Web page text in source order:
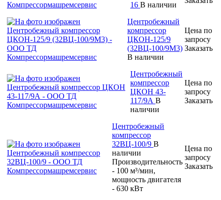
16 В наличии
Центробежный
компрессор
ЦКОН-125/9
(32ВЦ-100/9М3)
В наличии
Цена по
запросу
Заказать
Центробежный
компрессор
ЦКОН 43-
117/9А В
наличии
Цена по
запросу
Заказать
Центробежный
компрессор
32ВЦ-100/9 В
наличии
Производительность
- 100 м³/мин,
мощность двигателя
- 630 кВт
Цена по
запросу
Заказать